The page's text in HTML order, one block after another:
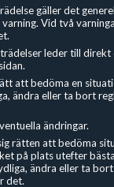
gäller det
Vid två
leder till direkt
att bedöma en
ändra eller ta bort
ändringar.
rätten att bedöma
på plats utefter
ändra eller ta
det.